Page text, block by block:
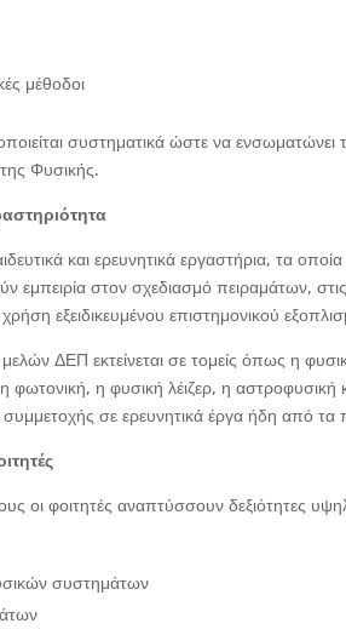
μέθοδοι
συστηματικά ώστε να ενσωματώνει
Φυσικής.
και ερευνητικά εργαστήρια, τα
εμπειρία στον σχεδιασμό πειραμάτων,
εξειδικευμένου επιστημονικού
ΔΕΠ εκτείνεται σε τομείς όπως η
φωτονική, η φυσική λέιζερ, η
συμμετοχής σε ερευνητικά έργα ήδη από τα
οι φοιτητές αναπτύσσουν δεξιότητες
συστημάτων